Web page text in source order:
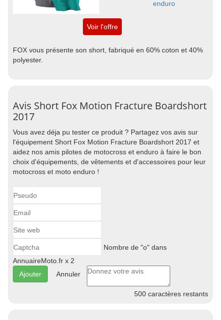
enduro
Voir l'offre
FOX vous présente son short, fabriqué en 60% coton et 40%
polyester.
Avis Short Fox Motion Fracture Boardshort
2017
Vous avez déja pu tester ce produit ? Partagez vos avis sur
l'équipement Short Fox Motion Fracture Boardshort 2017 et
aidez nos amis pilotes de motocross et enduro à faire le bon
choix d'équipements, de vêtements et d'accessoires pour leur
motocross et moto enduro !
Nombre de "o" dans
AnnuaireMoto.fr x 2
Annuler
500 caractères restants